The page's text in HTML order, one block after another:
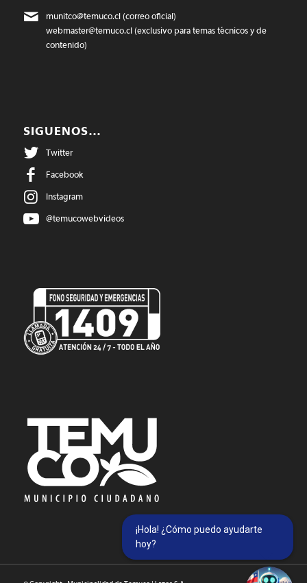
munitco@temuco.cl(correo oficial)
webmaster@temuco.cl(exclusivo para temas técnicos y de
contenido)
SIGUENOS…
Twitter
Facebook
Instagram
@temucowebvideos
¡Hola! ¿Cómo puedo ayudarte
hoy?